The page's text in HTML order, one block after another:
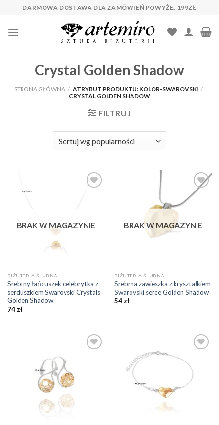
content
DARMOWA DOSTAWA DLA ZAMÓWIEŃ POWYŻEJ 199ZŁ
Crystal Golden Shadow
STRONA GŁÓWNA / ATRYBUT PRODUKTU: KOLOR-SWAROVSKI /
CRYSTAL GOLDEN SHADOW
FILTRUJ
BRAK W MAGAZYNIE
BIŻUTERIA ŚLUBNA
Srebrny łańcuszek celebrytka z
serduszkiem Swarovski Crystals
Golden Shadow
74zł
Dodaj do
ulubionych
BRAK W MAGAZYNIE
BIŻUTERIA ŚLUBNA
Srebrna zawieszka z kryształkiem
Swarovski serce Golden Shadow
54zł
Dodaj do
ulubionych
❤️